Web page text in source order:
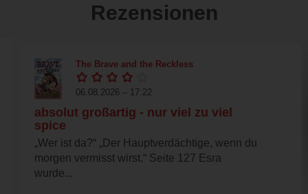
Rezensionen
The Brave and the Reckless
06.08.2026 – 17:22
absolut großartig - nur viel zu viel
spice
„Wer ist da?“ „Der Hauptverdächtige, wenn du
morgen vermisst wirst.“ Seite 127 Esra
wurde...